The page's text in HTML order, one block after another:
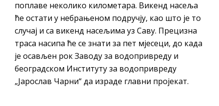
поплаве неколико километара. Викенд насеља
ће остати у небрањеном подручју, као што је то
случај и са викенд насељима уз Саву. Прецизна
траса насипа ће се знати за пет мјесеци, до када
је осављен рок Заводу за водопривреду и
београдском Институту за водопривреду
„Јарослав Чарни“ да израде главни пројекат.